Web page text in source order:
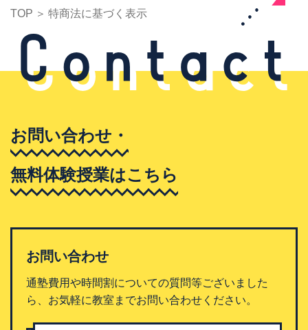
TOP 特商法に基づく表示
お問い合わせ・
無料体験授業はこちら
お問い合わせ
通塾費用や時間割についての質問等ございました
ら、お気軽に教室までお問い合わせください。